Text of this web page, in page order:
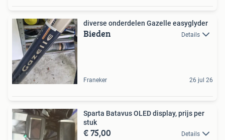
diverse onderdelen Gazelle easyglyder
Bieden Details
Franeker 26 jul 26
Sparta Batavus OLED display, prijs per
stuk
€ 75,00 Details